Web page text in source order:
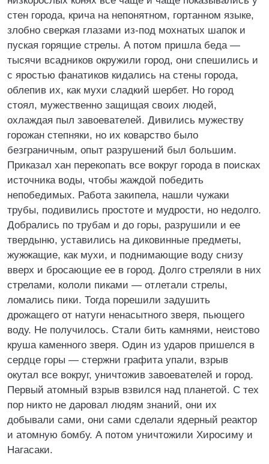
стен города, крича на непонятном, гортанном языке,
злобно сверкая глазами из-под мохнатых шапок и
пуская горящие стрелы. А потом пришла беда —
тысячи всадников окружили город, они спешились и
с яростью фанатиков кидались на стены города,
облепив их, как мухи сладкий шербет. Но город
стоял, мужественно защищая своих людей,
охлаждая пыл завоевателей. Дивились мужеству
горожан степняки, но их коварство было
безграничным, опыт разрушений был большим.
Приказал хан перекопать все вокруг города в поисках
источника воды, чтобы жаждой победить
непобедимых. Работа закипела, нашли чужаки
трубы, подивились простоте и мудрости, но недолго.
Добрались по трубам и до горы, разрушили и ее
твердыню, уставились на диковинные предметы,
жужжащие, как мухи, и поднимающие воду снизу
вверх и бросающие ее в город. Долго стреляли в них
стрелами, кололи пиками — отлетали стрелы,
ломались пики. Тогда порешили задушить
дрожащего от натуги ненасытного зверя, пьющего
воду. Не получилось. Стали бить камнями, неистово
круша каменного зверя. Один из ударов пришелся в
сердце горы — стержни графита упали, взрыв
окутал все вокруг, уничтожив завоевателей и город.
Первый атомный взрыв взвился над планетой. С тех
пор никто не даровал людям знаний, они их
добывали сами, они сами сделали ядерный реактор
и атомную бомбу. А потом уничтожили Хиросиму и
Нагасаки.